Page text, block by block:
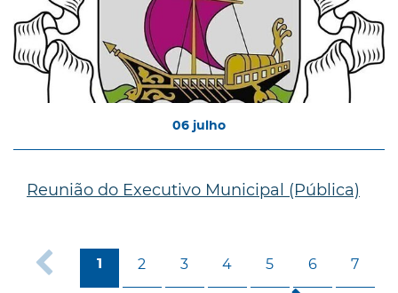
06 julho
Reunião do Executivo Municipal (Pública)
1 2 3 4 5 6 7